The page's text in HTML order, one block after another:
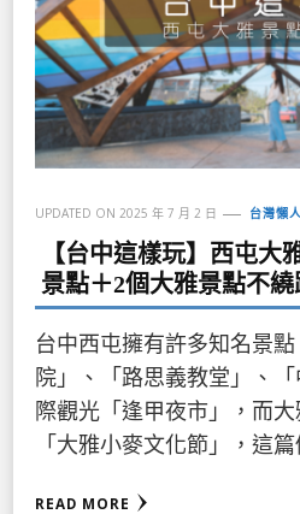
UPDATED ON 2025 年 7 月 2 日 台灣懶
【台中這樣玩】西屯大
景點＋2個大雅景點不繞
台中西屯擁有許多知名景
院」、「路思義教堂」、
際觀光「逢甲夜市」，而
「大雅小麥文化節」，這
READ MORE